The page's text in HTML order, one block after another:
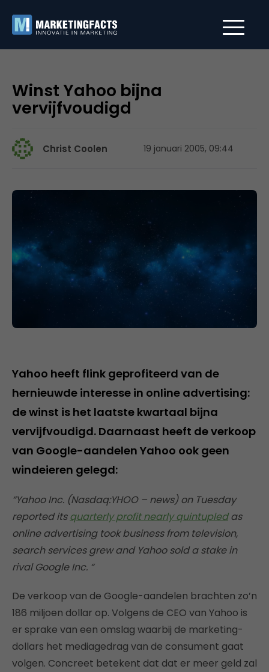
Winst Yahoo bijna
vervijfvoudigd
Christ Coolen 19 januari 2005, 09:44
Yahoo heeft flink geprofiteerd van de
hernieuwde interesse in online advertising:
de winst is het laatste kwartaal bijna
vervijfvoudigd. Daarnaast heeft de verkoop
van Google-aandelen Yahoo ook geen
windeieren gelegd:
“Yahoo Inc. (Nasdaq:YHOO – news) on Tuesday
reported its quarterly profit nearly quintupledas
online advertising took business from television,
search services grew and Yahoo sold a stake in
rival Google Inc. “
De verkoop van de Google-aandelen brachten zo’n
186 miljoen dollar op. Volgens de CEO van Yahoo is
er sprake van een omslag waarbij de marketing-
dollars het mediagedrag van de consument gaat
volgen. Concreet betekent dat dat er meer geld zal